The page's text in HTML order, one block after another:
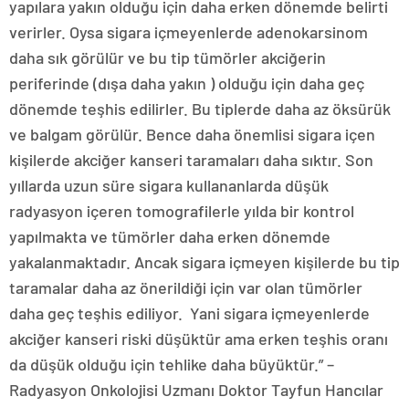
yapılara yakın olduğu için daha erken dönemde belirti
verirler. Oysa sigara içmeyenlerde adenokarsinom
daha sık görülür ve bu tip tümörler akciğerin
periferinde (dışa daha yakın ) olduğu için daha geç
dönemde teşhis edilirler. Bu tiplerde daha az öksürük
ve balgam görülür. Bence daha önemlisi sigara içen
kişilerde akciğer kanseri taramaları daha sıktır. Son
yıllarda uzun süre sigara kullananlarda düşük
radyasyon içeren tomografilerle yılda bir kontrol
yapılmakta ve tümörler daha erken dönemde
yakalanmaktadır. Ancak sigara içmeyen kişilerde bu tip
taramalar daha az önerildiği için var olan tümörler
daha geç teşhis ediliyor. Yani sigara içmeyenlerde
akciğer kanseri riski düşüktür ama erken teşhis oranı
da düşük olduğu için tehlike daha büyüktür.” –
Radyasyon Onkolojisi Uzmanı Doktor Tayfun Hancılar